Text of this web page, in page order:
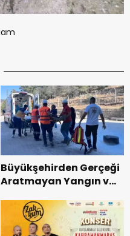
Büyükşehirden Gerçeği
Aratmayan Yangın ve